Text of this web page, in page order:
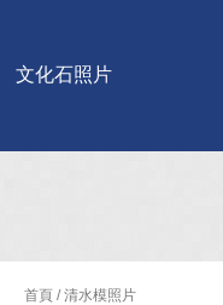
文化石照片
首頁 / 清水模照片